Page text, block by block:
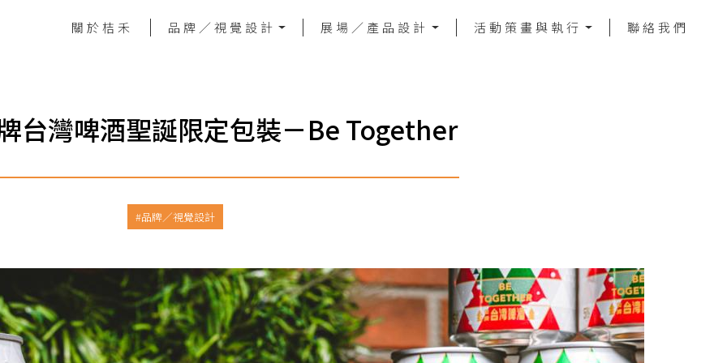
關於桔禾 品牌／視覺設計 展場／產品設計 活動策畫與執行 聯絡我們
台灣啤酒聖誕限定包裝－Be Together
品牌／視覺設計